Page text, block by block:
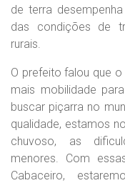
de terra
das condições de
rurais.
O prefeito falou que
mais mobilidade
buscar piçarra no
qualidade, estamos
chuvoso, as
menores. Com
Cabaceiro,